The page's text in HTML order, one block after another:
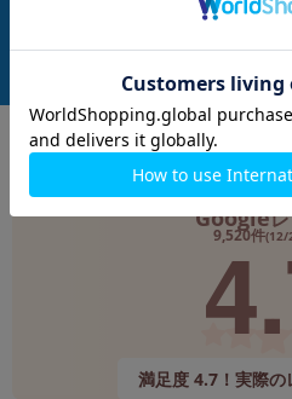
在庫数：1
Google
9,520件(12/
満足度 4.7！実際の